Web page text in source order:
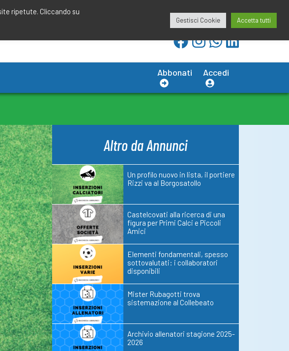
redazione@calciobresciano.it
Abbonati Accedi
Altro da Annunci
Un profilo nuovo in lista, il portiere
Rizzi va al Borgosatollo
Castelcovati alla ricerca di una
figura per Primi Calci e Piccoli
Amici
Elementi fondamentali, spesso
sottovalutati: i collaboratori
disponibili
Mister Rubagotti trova
sistemazione al Collebeato
Archivio allenatori stagione 2025-
2026
ripetute. Cliccando su
Gestisci Cookie Accetta tutti